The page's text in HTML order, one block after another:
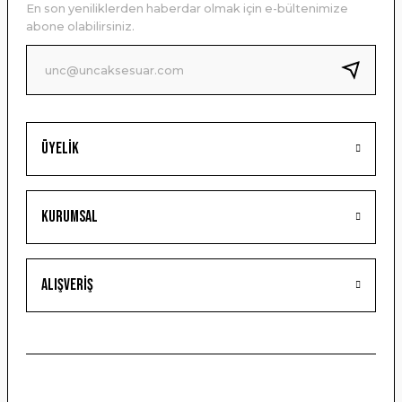
Ürün bilgilerinde hatalar bulunuyor.
Ürün fiyatı diğer sitelerden daha pahalı.
Bu ürüne benzer farklı alternatifler olmalı.
Gönder
Üyelik
Kurumsal
Alışveriş
En son yeniliklerden haberdar olmak için e-bültenimize
abone olabilirsiniz.